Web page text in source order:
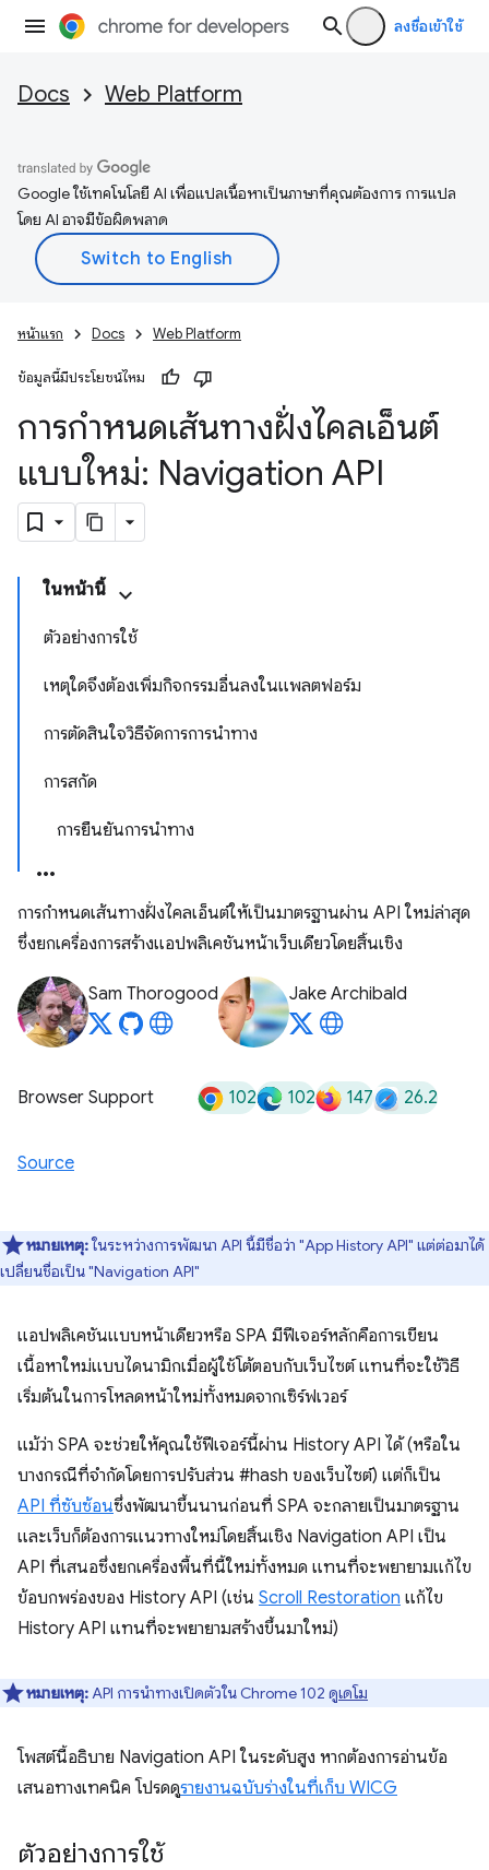
ลงชื่อเข้าใช้
Docs Web Platform
Google ใช้เทคโนโลยี AI เพื่อแปลเนื้อหาเป็นภาษาที่คุณต้องการ การแปล
โดย AI อาจมีข้อผิดพลาด
หน้าแรก Docs Web Platform
ข้อมูลนี้มีประโยชน์ไหม
การกำหนดเส้นทางฝั่งไคลเอ็นต์
แบบใหม่: Navigation API
ในหน้านี้
ตัวอย่างการใช้
เหตุใดจึงต้องเพิ่มกิจกรรมอื่นลงในแพลตฟอร์ม
การตัดสินใจวิธีจัดการการนำทาง
การสกัด
การยืนยันการนำทาง
การกำหนดเส้นทางฝั่งไคลเอ็นต์ให้เป็นมาตรฐานผ่าน API ใหม่ล่าสุด
ซึ่งยกเครื่องการสร้างแอปพลิเคชันหน้าเว็บเดียวโดยสิ้นเชิง
Sam Thorogood Jake Archibald
Browser Support 102 102 147 26.2
Source
หมายเหตุ:ในระหว่างการพัฒนา API นี้มีชื่อว่า "App History API" แต่ต่อมาได้
เปลี่ยนชื่อเป็น "Navigation API"
แอปพลิเคชันแบบหน้าเดียวหรือ SPA มีฟีเจอร์หลักคือการเขียน
เนื้อหาใหม่แบบไดนามิกเมื่อผู้ใช้โต้ตอบกับเว็บไซต์ แทนที่จะใช้วิธี
เริ่มต้นในการโหลดหน้าใหม่ทั้งหมดจากเซิร์ฟเวอร์
แม้ว่า SPA จะช่วยให้คุณใช้ฟีเจอร์นี้ผ่าน History API ได้ (หรือใน
บางกรณีที่จำกัดโดยการปรับส่วน #hash ของเว็บไซต์) แต่ก็เป็น
API ที่ซับซ้อนซึ่งพัฒนาขึ้นนานก่อนที่ SPA จะกลายเป็นมาตรฐาน
และเว็บก็ต้องการแนวทางใหม่โดยสิ้นเชิง Navigation API เป็น
API ที่เสนอซึ่งยกเครื่องพื้นที่นี้ใหม่ทั้งหมด แทนที่จะพยายามแก้ไข
ข้อบกพร่องของ History API (เช่น Scroll Restoration แก้ไข
History API แทนที่จะพยายามสร้างขึ้นมาใหม่)
หมายเหตุ:API การนำทางเปิดตัวใน Chrome 102 ดูเดโม
โพสต์นี้อธิบาย Navigation API ในระดับสูง หากต้องการอ่านข้อ
เสนอทางเทคนิค โปรดดูรายงานฉบับร่างในที่เก็บ WICG
ตัวอย่างการใช้